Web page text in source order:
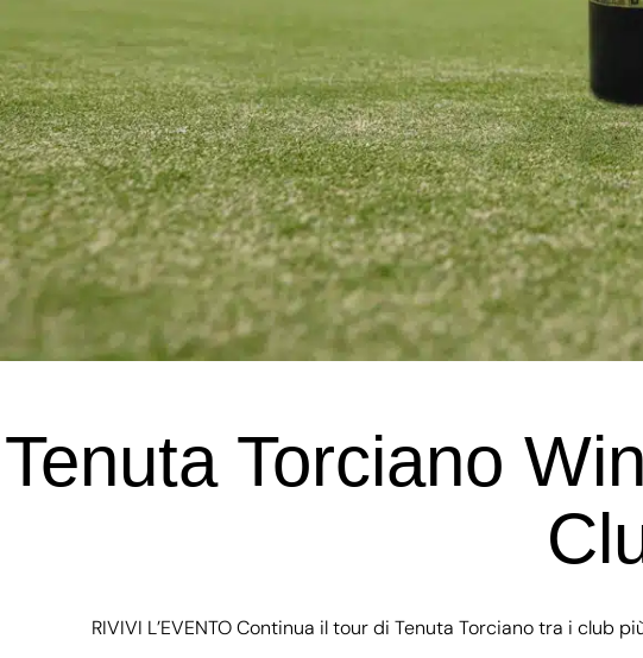
Tenuta Torciano
RIVIVI L’EVENTO Continua il tour di Tenuta Torciano tra i